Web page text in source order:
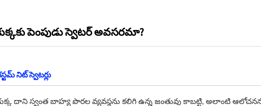
పెంపుడు స్వెటర్ అవసరమా?
నిట్ స్వెటర్లు
దాని స్వంత బాహ్య పొరల వ్యవస్థను కలిగి ఉన్న జంతువు కాబట్టి, అలాంటి